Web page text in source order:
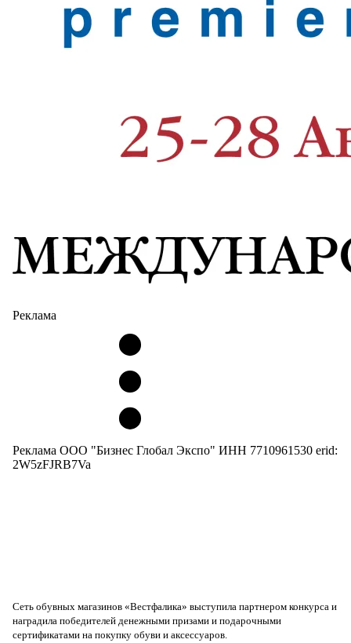
Реклама
Реклама ООО "Бизнес Глобал Экспо" ИНН 7710961530 erid:
2W5zFJRB7Va
Сеть обувных магазинов «Вестфалика» выступила партнером конкурса и
наградила победителей денежными призами и подарочными
сертификатами на покупку обуви и аксессуаров.